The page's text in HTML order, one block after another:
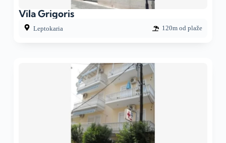
Vila Grigoris
Leptokaria 120m od plaže